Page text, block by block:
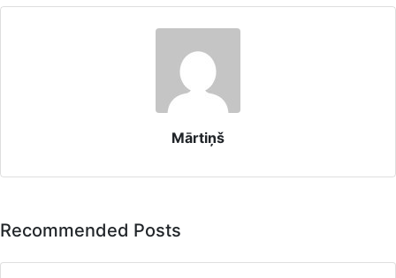
Mārtiņš
Recommended Posts